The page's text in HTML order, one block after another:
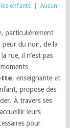
enfants
Aucun
particulièrement
peur du noir, de la
rue, il n’est pas
, enseignante et
propose des
À travers ses
leurs
pour